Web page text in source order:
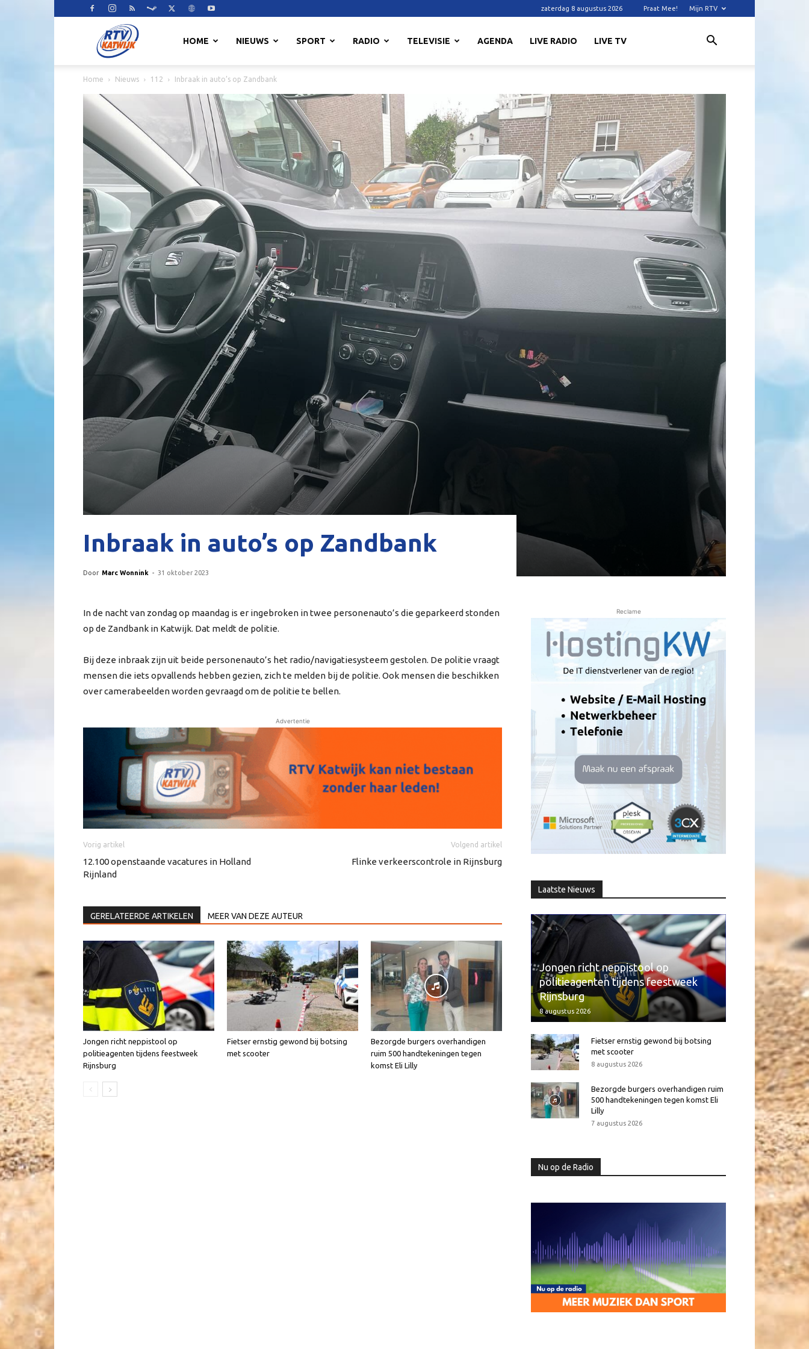
zaterdag 8 augustus 2026 Praat Mee! Mijn RTV
HOME NIEUWS SPORT RADIO TELEVISIE AGENDA LIVE RADIO LIVE TV
Home Nieuws 112 Inbraak in auto’s op Zandbank
Inbraak in auto’s op Zandbank
Door Marc Wonnink - 31 oktober 2023
In de nacht van zondag op maandag is er ingebroken in twee personenauto’s die geparkeerd stonden
op de Zandbank in Katwijk. Dat meldt de politie.
Bij deze inbraak zijn uit beide personenauto’s het radio/navigatiesysteem gestolen. De politie vraagt
mensen die iets opvallends hebben gezien, zich te melden bij de politie. Ook mensen die beschikken
over camerabeelden worden gevraagd om de politie te bellen.
Advertentie
Vorig artikel
12.100 openstaande vacatures in Holland
Rijnland
Volgend artikel
Flinke verkeerscontrole in Rijnsburg
GERELATEERDE ARTIKELEN MEER VAN DEZE AUTEUR
Jongen richt neppistool op
politieagenten tijdens feestweek
Rijnsburg
Fietser ernstig gewond bij botsing
met scooter
Bezorgde burgers overhandigen
ruim 500 handtekeningen tegen
komst Eli Lilly
Reclame
Laatste Nieuws
Jongen richt neppistool op
politieagenten tijdens feestweek
Rijnsburg
8 augustus 2026
Fietser ernstig gewond bij botsing
met scooter
8 augustus 2026
Bezorgde burgers overhandigen ruim
500 handtekeningen tegen komst Eli
Lilly
7 augustus 2026
Nu op de Radio